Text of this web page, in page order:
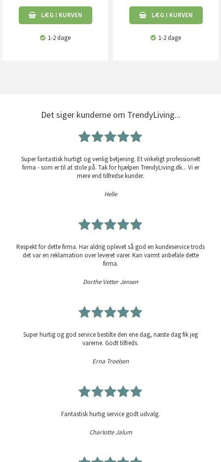
LÆG I KURVEN
1-2 dage
LÆG I KURVEN
1-2 dage
Det siger kunderne om TrendyLiving...
Super fantastisk hurtigt og venlig betjening. Et virkeligt professionelt
firma - som er til at stole på. Tak for hjælpen TrendyLiving.dk... Vi er
mere end tilfredse kunder.
Helle
Respekt for dette firma. Har aldrig oplevet så god en kundeservice trods
det var en reklamation over leveret varer. Kan varmt anbefale dette
firma.
Dorthe Vetter Jensen
Super hurtig og god service bestilte den ene dag, næste dag fik jeg
varerne. Godt tilfreds.
Erna Troelsen
Fantastisk hurtig service godt udvalg.
Charlotte Jalum